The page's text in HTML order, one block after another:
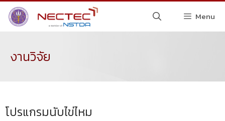
Menu
งานวิจัย
โปรแกรมนับไข่ไหม